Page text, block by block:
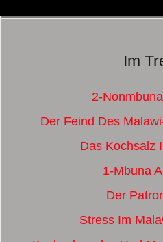
Im
2-
Der Feind Des
Das Kochsalz
1-Mbuna
Der
Stress Im